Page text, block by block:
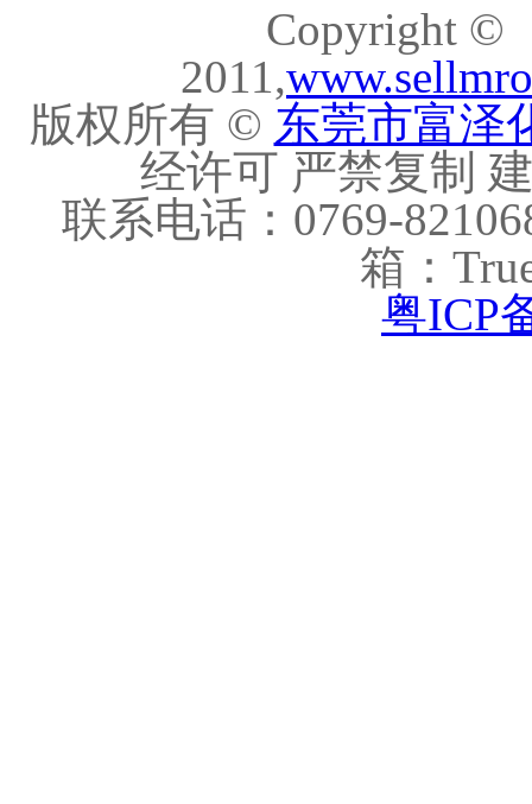
Copyright ©
2011,
版权所有 © 东莞市富泽
经许可 严禁复制
联系电话：0769-
箱：
粤ICP